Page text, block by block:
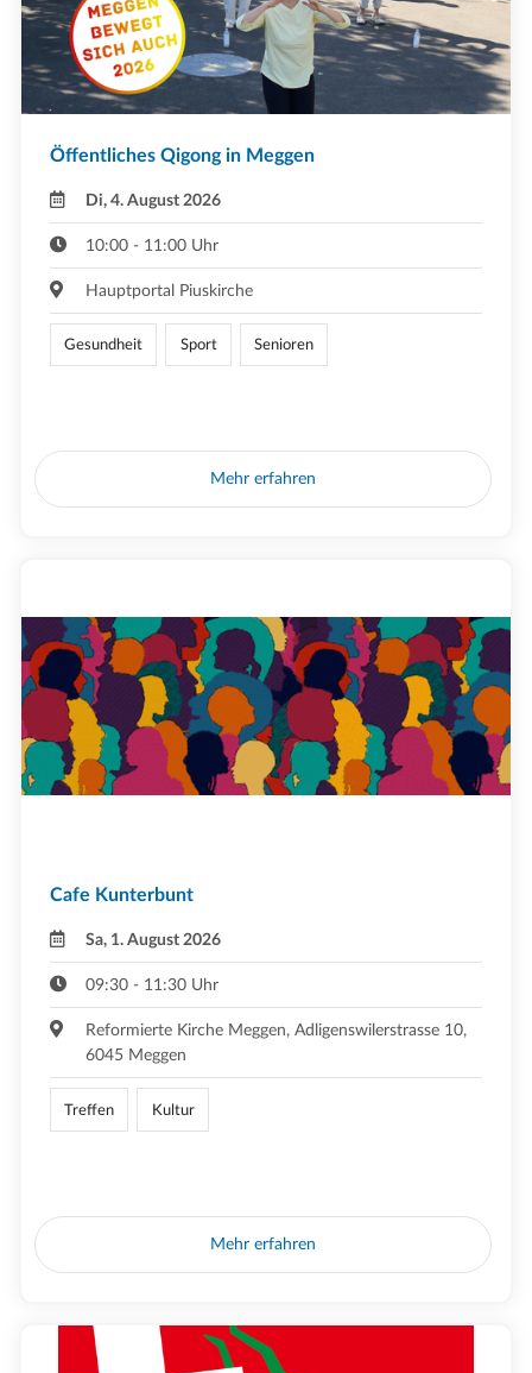
Öffentliches Qigong in Meggen
Di, 4. August 2026
10:00 - 11:00 Uhr
Hauptportal Piuskirche
Gesundheit Sport Senioren
Mehr erfahren
Cafe Kunterbunt
Sa, 1. August 2026
09:30 - 11:30 Uhr
Reformierte Kirche Meggen, Adligenswilerstrasse 10,
6045 Meggen
Treffen Kultur
Mehr erfahren